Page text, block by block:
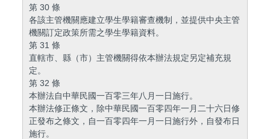
第 30 條
各該主管機關應建立學生學籍審查機制，並提供中央主管
機關訂定政策所需之學生學籍資料。
第 31 條
直轄市、縣（市）主管機關得依本辦法規定另定補充規
定。
第 32 條
本辦法自中華民國一百零三年八月一日施行。
本辦法修正條文，除中華民國一百零四年一月二十六日修
正發布之條文，自一百零四年一月一日施行外，自發布日
施行。